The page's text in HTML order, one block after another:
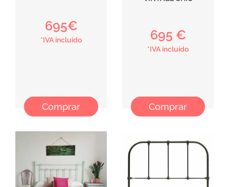
695€
*IVA incluido
Comprar
695 €
*IVA incluido
Comprar